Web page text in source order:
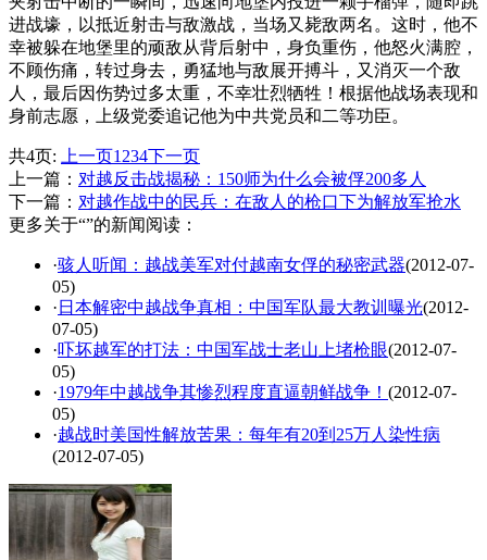
进战壕，以抵近射击与敌激战，当场又毙敌两名。这时，他不
幸被躲在地堡里的顽敌从背后射中，身负重伤，他怒火满腔，
不顾伤痛，转过身去，勇猛地与敌展开搏斗，又消灭一个敌
人，最后因伤势过多太重，不幸壮烈牺牲！根据他战场表现和
身前志愿，上级党委追记他为中共党员和二等功臣。
共4页: 上一页1 234下一页
上一篇： 对越反击战揭秘：150师为什么会被俘200多人
下一篇： 对越作战中的民兵：在敌人的枪口下为解放军抢水
更多关于“”的新闻阅读：
·骇人听闻：越战美军对付越南女俘的秘密武器(2012-07-
05)
· 日本解密中越战争真相：中国军队最大教训曝光(2012-
07-05)
·吓坏越军的打法：中国军战士老山上堵枪眼(2012-07-
05)
·1979年中越战争其惨烈程度直逼朝鲜战争！ (2012-07-
05)
·越战时美国性解放苦果：每年有20到25万人染性病
(2012-07-05)